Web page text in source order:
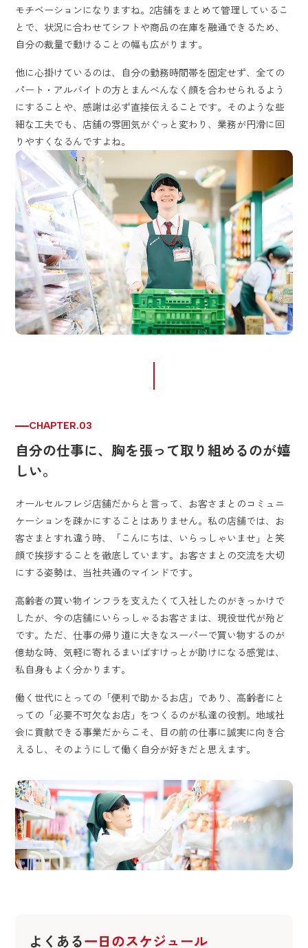
モチベーションになりますね。2店舗をまとめて管理しているこ
とで、状況に合わせてシフトや商品の在庫を融通できるため、
自分の裁量で動けることの幅も広がります。
他に心掛けているのは、自分の勤務時間帯を固定せず、全ての
パート・アルバイトの方とまんべんなく顔を合わせられるよう
にすることや、感謝は必ず直接伝えることです。そのような些
細な工夫でも、店舗の雰囲気がぐっと変わり、業務が円滑に回
りやすくなるんですよね。
CHAPTER.03
自分の仕事に、胸を張って取り組めるのが嬉
しい。
オールセルフレジ店舗だからと言って、お客さまとのコミュニ
ケーションを疎かにすることはありません。私の店舗では、お
客さまとすれ違う時、「こんにちは、いらっしゃいませ」と笑
顔で挨拶することを徹底しています。お客さまとの交流を大切
にする姿勢は、当社共通のマインドです。
高齢者の買い物インフラを支えたくて入社したのがきっかけで
したが、今の店舗にいらっしゃるお客さまは、現役世代が殆ど
です。ただ、仕事の帰り道に大きなスーパーで買い物するのが
億劫な時、気軽に寄れるまいばすけっとが助けになる感覚は、
私自身もよく分かります。
働く世代にとっての「便利で助かるお店」であり、高齢者にと
っての「必要不可欠なお店」をつくるのが私達の役割。地域社
会に貢献できる事業だからこそ、目の前の仕事に誠実に向き合
えるし、そのようにして働く自分が好きだと思えます。
よくある一日のスケジュール